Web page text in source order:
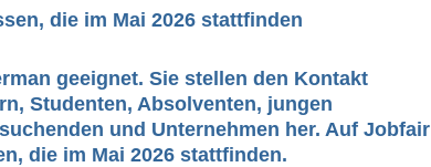
die im Mai 2026 stattfinden
geeignet. Sie stellen den Kontakt
Studenten, Absolventen, jungen
und Unternehmen her. Auf Jobfair
die im Mai 2026 stattfinden.